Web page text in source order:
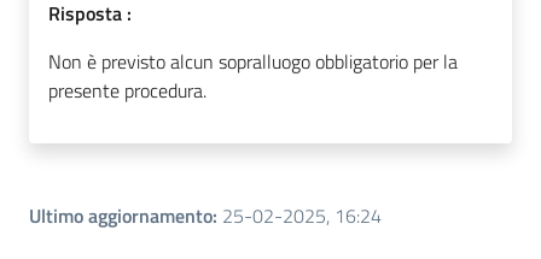
Risposta :
Non è previsto alcun sopralluogo obbligatorio per la
presente procedura.
Ultimo aggiornamento: 25-02-2025, 16:24